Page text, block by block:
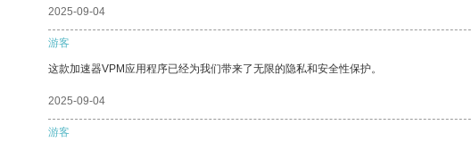
2025-09-04
游客
这款加速器VPM应用程序已经为我们带来了无限的隐私和安全性保护。
2025-09-04
游客